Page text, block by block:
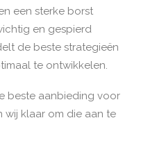
een sterke borst
en gespierd
de beste strategieën
te ontwikkelen.
beste aanbieding voor
wij klaar om die aan te